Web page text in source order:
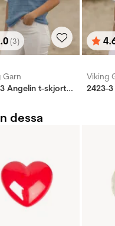
(3)
5 stjärnor
Garn
2423-3 Angelin t-skjorte jeansblå
utav
Viking
dessa